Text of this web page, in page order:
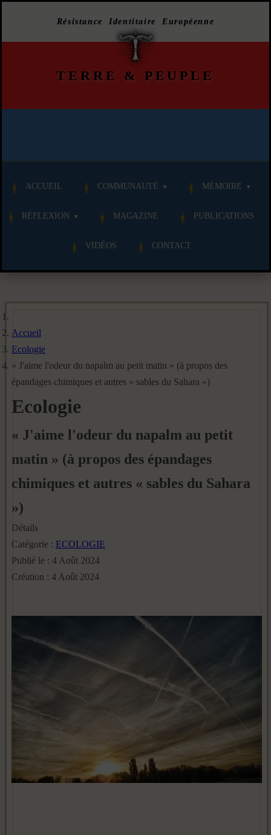
Résistance Identitaire Européenne
TERRE & PEUPLE
ACCUEIL COMMUNAUTÉ MÉMOIRE
RÉFLEXION MAGAZINE PUBLICATIONS
VIDÉOS CONTACT
Accueil
Ecologie
« J'aime l'odeur du napalm au petit matin » (à propos des
épandages chimiques et autres « sables du Sahara »)
Ecologie
« J'aime l'odeur du napalm au petit
matin » (à propos des épandages
chimiques et autres « sables du Sahara
»)
Détails
Catégorie : ECOLOGIE
Publié le : 4 Août 2024
Création : 4 Août 2024